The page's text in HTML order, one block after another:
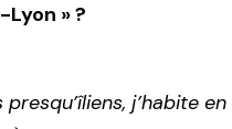
» ?
j’habite